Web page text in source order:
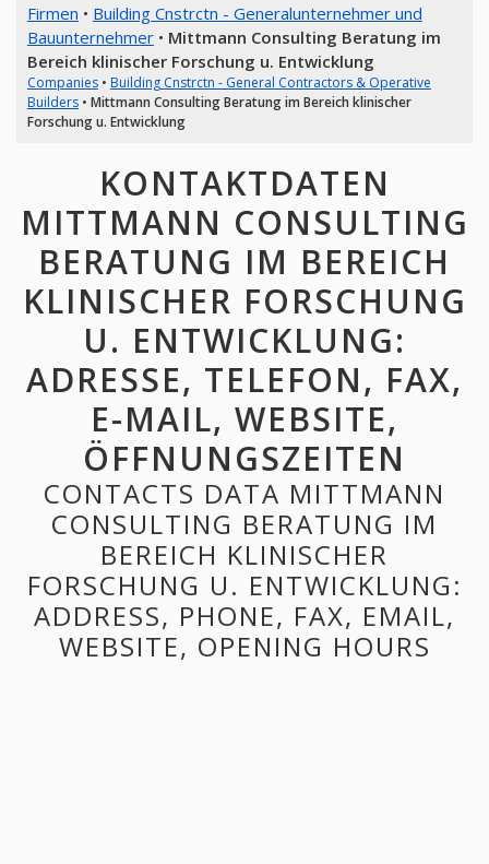
Firmen • Building Cnstrctn - Generalunternehmer und
Bauunternehmer• Mittmann Consulting Beratung im
Bereich klinischer Forschung u. Entwicklung
Companies• Building Cnstrctn - General Contractors & Operative
Builders• Mittmann Consulting Beratung im Bereich klinischer
Forschung u. Entwicklung
KONTAKTDATEN
MITTMANN CONSULTING
BERATUNG IM BEREICH
KLINISCHER FORSCHUNG
U. ENTWICKLUNG:
ADRESSE, TELEFON, FAX,
E-MAIL, WEBSITE,
ÖFFNUNGSZEITEN
CONTACTS DATA MITTMANN
CONSULTING BERATUNG IM
BEREICH KLINISCHER
FORSCHUNG U. ENTWICKLUNG:
ADDRESS, PHONE, FAX, EMAIL,
WEBSITE, OPENING HOURS